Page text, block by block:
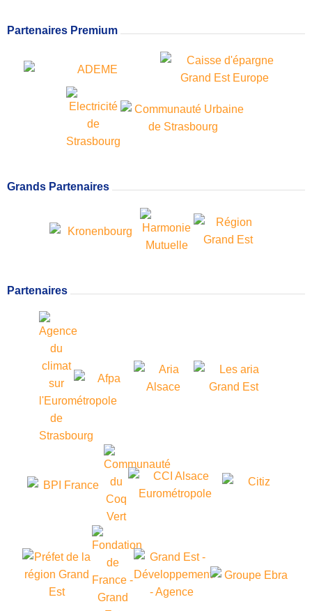
Partenaires Premium
Grands Partenaires
Partenaires